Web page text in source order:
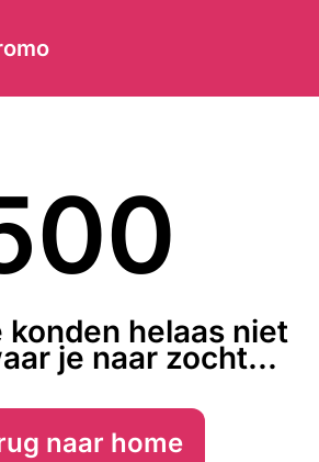
500
konden helaas niet
je naar zocht...
naar home